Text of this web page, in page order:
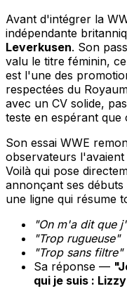
Avant d'intégrer la
indépendante
Leverkusen. Son
valu le titre féminin,
est l'une des
respectées du
avec un CV solide,
teste en espérant que
Son essai WWE
observateurs
Voilà qui pose
annonçant ses
une ligne qui résume
"On m'a dit que
"Trop rugueuse"
"Trop sans filtre"
Sa réponse —
qui je suis :